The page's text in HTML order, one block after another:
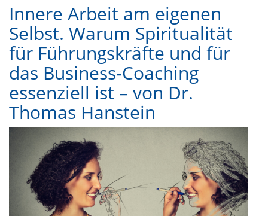
Innere Arbeit am eigenen
Selbst. Warum Spiritualität
für Führungskräfte und für
das Business-Coaching
essenziell ist – von Dr.
Thomas Hanstein